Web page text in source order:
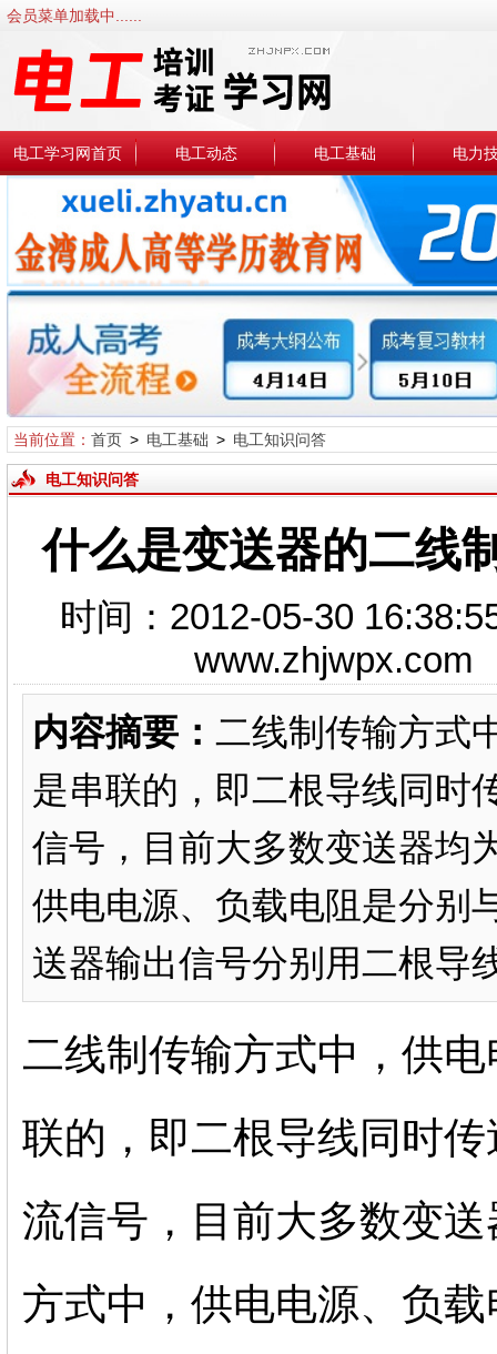
会员菜单加载中......
电工学习网首页 电工动态 电工基础 电力
当前位置： 首页> 电工基础 > 电工知识问答
电工知识问答
什么是变送器的二线
时间：2012-05-30
内容摘要： 二线制传输方式
是串联的，即二根导线同时
信号，目前大多数变送器均
供电电源、负载电阻是分别
送器输出信号分别用二根导
二线制传输方式中，供
联的，即二根导线同时
流信号，目前大多数变
方式中，供电电源、负